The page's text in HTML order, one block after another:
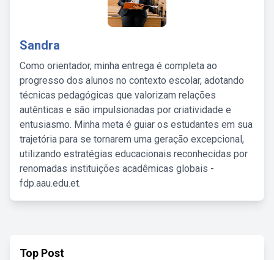
Sandra
Como orientador, minha entrega é completa ao
progresso dos alunos no contexto escolar, adotando
técnicas pedagógicas que valorizam relações
autênticas e são impulsionadas por criatividade e
entusiasmo. Minha meta é guiar os estudantes em sua
trajetória para se tornarem uma geração excepcional,
utilizando estratégias educacionais reconhecidas por
renomadas instituições acadêmicas globais -
fdp.aau.edu.et.
Top Post